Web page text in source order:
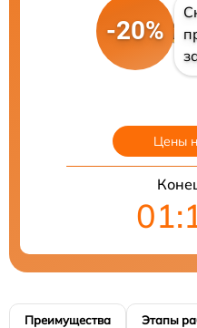
-20%
Цены
Преимущества Этапы